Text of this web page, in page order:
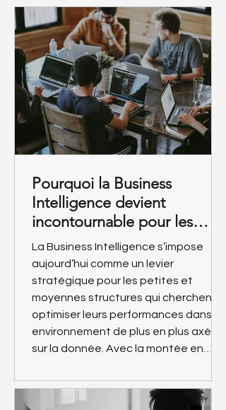
Pourquoi la Business
Intelligence devient
incontournable pour les
entreprises de moins de 100
salariés
La Business Intelligence s’impose
aujourd’hui comme un levier
stratégique pour les petites et
moyennes structures qui cherchent à
optimiser leurs performances dans un
environnement de plus en plus axé
sur la donnée. Avec la montée en
l’analyse de données, la visualisation
de KPI, l’automatisation des